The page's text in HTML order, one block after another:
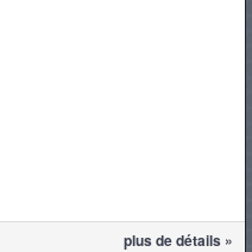
plus de détails »